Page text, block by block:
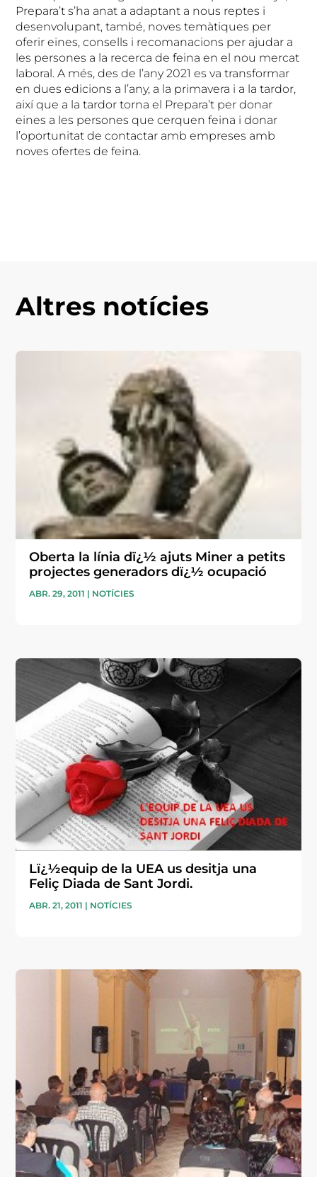
Prepara’t s’ha anat a adaptant a nous reptes i
desenvolupant, també, noves temàtiques per
oferir eines, consells i recomanacions per ajudar a
les persones a la recerca de feina en el nou mercat
laboral. A més, des de l’any 2021 es va transformar
en dues edicions a l’any, a la primavera i a la tardor,
així que a la tardor torna el Prepara’t per donar
eines a les persones que cerquen feina i donar
l’oportunitat de contactar amb empreses amb
noves ofertes de feina.
Altres notícies
Oberta la línia dï¿½ ajuts Miner a petits
projectes generadors dï¿½ ocupació
ABR. 29, 2011 | NOTÍCIES
Lï¿½equip de la UEA us desitja una
Feliç Diada de Sant Jordi.
ABR. 21, 2011 | NOTÍCIES